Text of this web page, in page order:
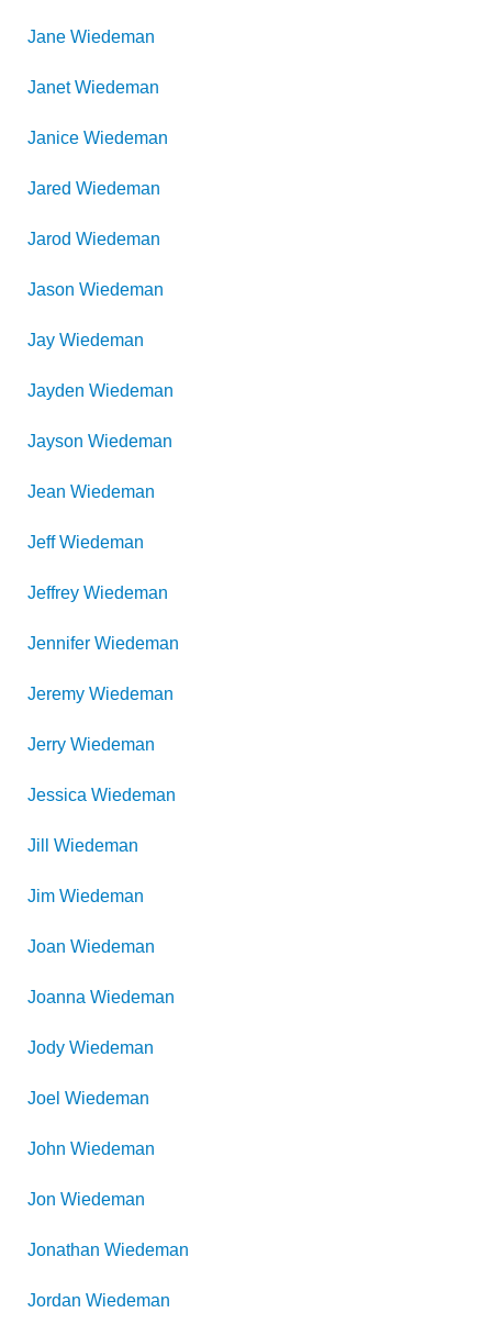
Jane Wiedeman
Janet Wiedeman
Janice Wiedeman
Jared Wiedeman
Jarod Wiedeman
Jason Wiedeman
Jay Wiedeman
Jayden Wiedeman
Jayson Wiedeman
Jean Wiedeman
Jeff Wiedeman
Jeffrey Wiedeman
Jennifer Wiedeman
Jeremy Wiedeman
Jerry Wiedeman
Jessica Wiedeman
Jill Wiedeman
Jim Wiedeman
Joan Wiedeman
Joanna Wiedeman
Jody Wiedeman
Joel Wiedeman
John Wiedeman
Jon Wiedeman
Jonathan Wiedeman
Jordan Wiedeman